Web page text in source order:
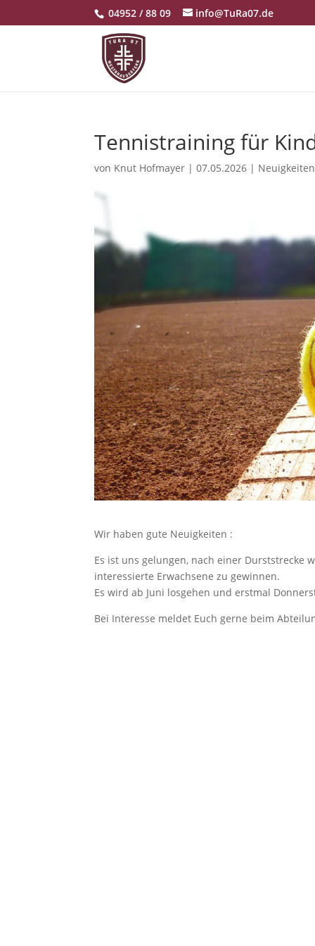
04952 / 88 09 info@TuRa07.de
Tennistraining für
von Knut Hofmayer |07.05.2026 | Neuigkeiten
Wir haben gute Neuigkeiten :
Es ist uns gelungen, nach einer Durststrecke
interessierte Erwachsene zu gewinnen.
Es wird ab Juni losgehen und erstmal
Bei Interesse meldet Euch gerne beim